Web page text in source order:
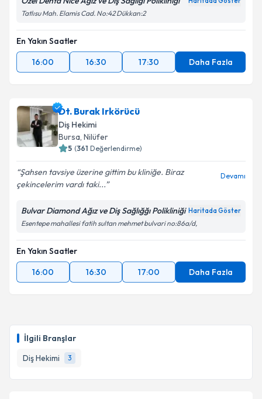
İlgili Branşlar
Diş Hekimi
3
Tatlısu Mah. Elamis Cad. No:42 Dükkan:2
En Yakın Saatler
16:00
16:30 17:30 Daha Fazla
Dt. Burak Irkörücü
Diş Hekimi
Bursa, Nilüfer
5 (361 Değerlendirme)
Şahsen tavsiye üzerine gittim bu kliniğe. Biraz
çekincelerim vardı taki...
Devamı
Bulvar Diamond Ağız ve Diş Sağlığğı Polikliniği Haritada Göster
Esentepe mahallesi fatih sultan mehmet bulvari no:86a/d,
En Yakın Saatler
16:00
16:30 17:00 Daha Fazla